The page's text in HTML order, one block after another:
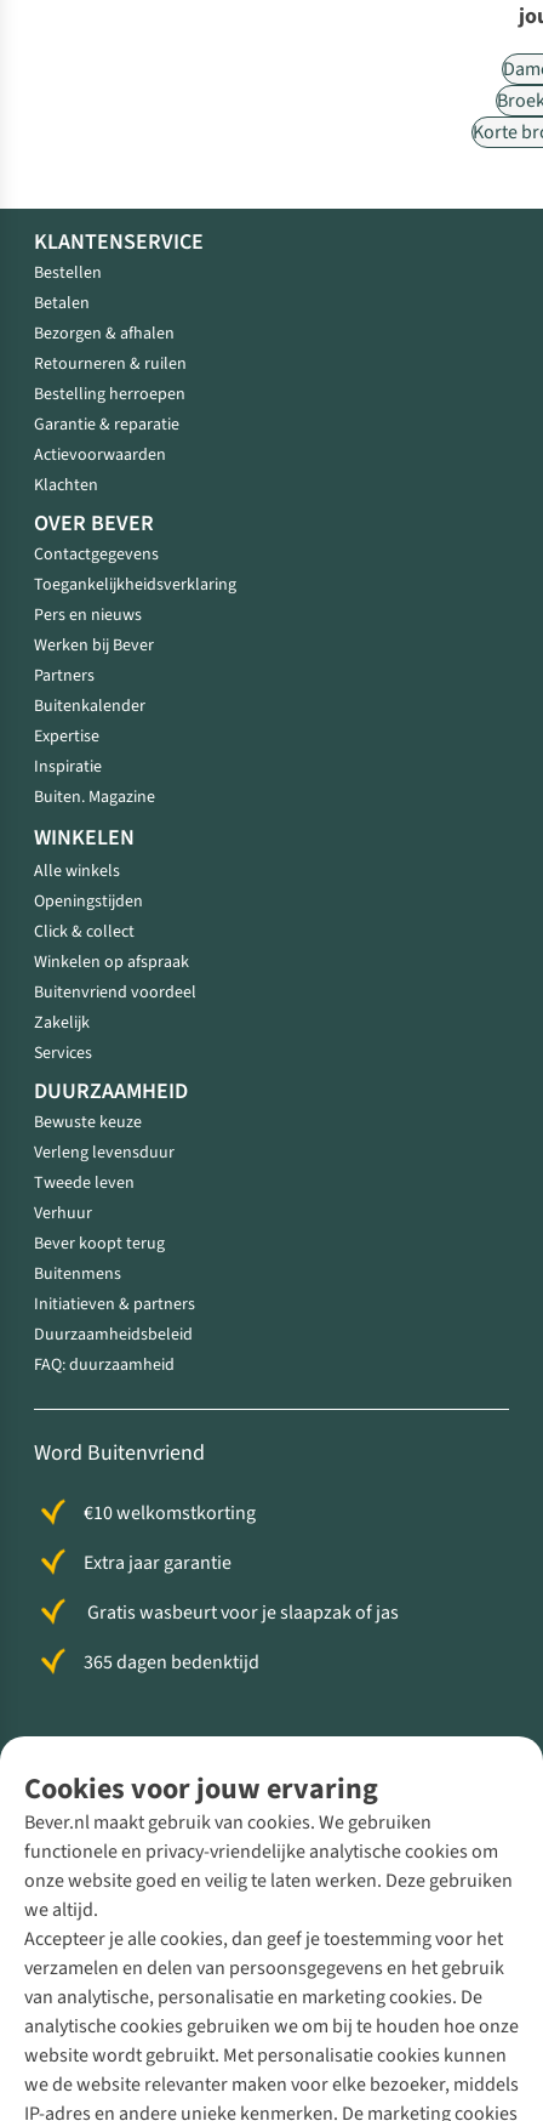
Korte
Cookies voor jouw ervaring
Bever.nl maakt gebruik van cookies. We gebruiken
functionele en privacy-vriendelijke analytische cookies om
onze website goed en veilig te laten werken. Deze gebruiken
we altijd.
Accepteer je alle cookies, dan geef je toestemming voor het
verzamelen en delen van persoonsgegevens en het gebruik
van analytische, personalisatie en marketing cookies. De
analytische cookies gebruiken we om bij te houden hoe onze
website wordt gebruikt. Met personalisatie cookies kunnen
we de website relevanter maken voor elke bezoeker, middels
IP-adres en andere unieke kenmerken. De marketing cookies
KLANTENSERVICE
Bestellen
Betalen
Bezorgen & afhalen
Retourneren & ruilen
Bestelling herroepen
Garantie & reparatie
Actievoorwaarden
Klachten
OVER BEVER
Contactgegevens
Toegankelijkheidsverklaring
Pers en nieuws
Werken bij Bever
Partners
Buitenkalender
Expertise
Inspiratie
Buiten. Magazine
WINKELEN
Alle winkels
Openingstijden
Click & collect
Winkelen op afspraak
Buitenvriend voordeel
Zakelijk
Services
DUURZAAMHEID
Bewuste keuze
Verleng levensduur
Tweede leven
Verhuur
Bever koopt terug
Buitenmens
Initiatieven & partners
Duurzaamheidsbeleid
FAQ: duurzaamheid
Word Buitenvriend
€10 welkomstkorting
Extra jaar garantie
Gratis wasbeurt voor je slaapzak of jas
365 dagen bedenktijd
Direct advies van een Buitenexpert
+31 (0)85 888 50 88
+31 6 12 28 49 80
Contactformulier